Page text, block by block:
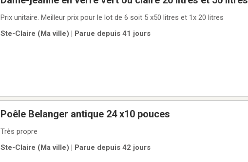
Prix unitaire. Meilleur prix pour le lot de 6 soit 5 x50 litres et 1x 20 litres
Ste-Claire (Ma ville) | Parue depuis 41 jours
Poêle Belanger antique 24 x10 pouces
Très propre
Ste-Claire (Ma ville) | Parue depuis 42 jours